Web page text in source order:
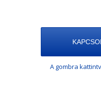
A gombra